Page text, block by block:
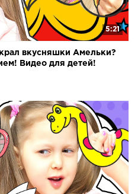
5:21
вкусняшки Амельки?
Видео для детей!